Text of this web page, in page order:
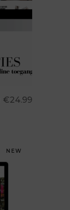
€24.99
NEW